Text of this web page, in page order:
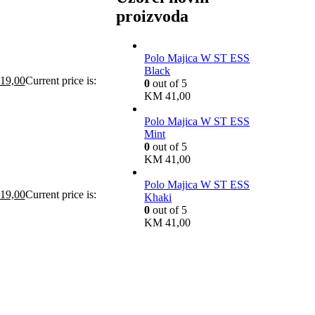
Current price is:
Current price is:
proizvoda
Polo Majica W ST ESS
Black
0 out of 5
KM 41,00
Polo Majica W ST ESS
Mint
0 out of 5
KM 41,00
Polo Majica W ST ESS
Khaki
0 out of 5
KM 41,00